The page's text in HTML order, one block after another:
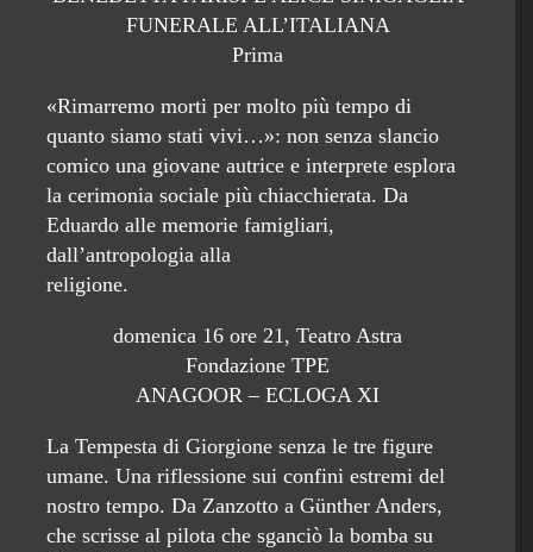
FUNERALE ALL’ITALIANA
Prima
«Rimarremo morti per molto più tempo di
quanto siamo stati vivi…»: non senza slancio
comico una giovane autrice e interprete esplora
la cerimonia sociale più chiacchierata. Da
Eduardo alle memorie famigliari,
dall’antropologia alla
religione.
domenica 16 ore 21, Teatro Astra
Fondazione TPE
ANAGOOR – ECLOGA XI
La Tempesta di Giorgione senza le tre figure
umane. Una riflessione sui confini estremi del
nostro tempo. Da Zanzotto a Günther Anders,
che scrisse al pilota che sganciò la bomba su